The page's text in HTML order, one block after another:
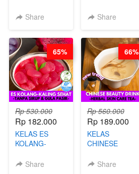
CHEF DITA
Share
KERIPIK
BY CHEF DITA
Share
Rp 530.000
Rp 182.000
KELAS ES
KOLANG-
- TANPA SIRUP
Share
65%
Rp 560.000
Rp 189.000
KELAS
CHINESE
- HERBAL SKIN
Share
66%